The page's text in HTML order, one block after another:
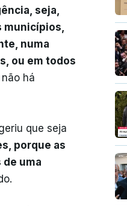
seja,
municípios,
numa
ou em todos
há
que seja
porque as
uma